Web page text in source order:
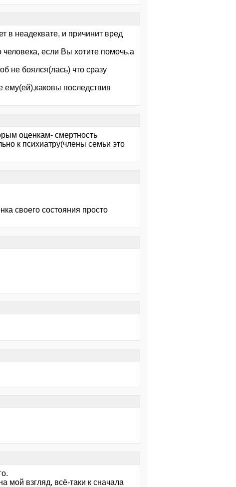
в неадеквате, и причинит вред
человека, если Вы хотите помочь,а
не боялся(лась) что сразу
ему(ей),каковы последствия
оценкам- смертность
к психиатру(члены семьи это
своего состояния просто
мой взгляд, всё-таки к сначала